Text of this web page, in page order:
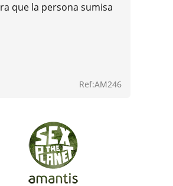
que la persona sumisa
Ref:AM246